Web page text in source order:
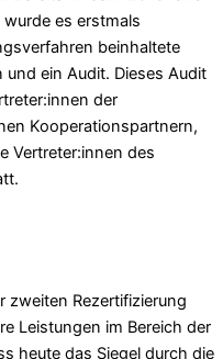
es erstmals
beinhaltete
ein Audit. Dieses Audit
der
Kooperationspartnern,
Vertreter:innen des
zweiten Rezertifizierung
Leistungen im Bereich der
heute das Siegel durch die